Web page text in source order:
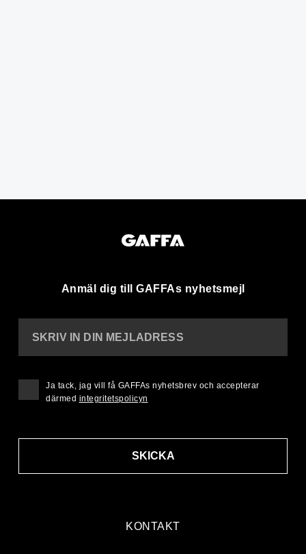
Anmäl dig till GAFFAs nyhetsmejl
KONTAKT
SKRIV IN DIN MEJLADRESS
SKICKA
Ja tack, jag vill få GAFFAs nyhetsbrev och accepterar
därmed integritetspolicyn